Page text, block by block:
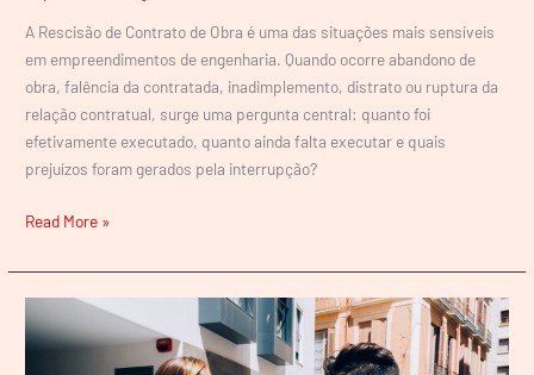
A Rescisão de Contrato de Obra é uma das situações mais sensíveis
em empreendimentos de engenharia. Quando ocorre abandono de
obra, falência da contratada, inadimplemento, distrato ou ruptura da
relação contratual, surge uma pergunta central: quanto foi
efetivamente executado, quanto ainda falta executar e quais
prejuízos foram gerados pela interrupção?
Read More »
Produção
Antecipada